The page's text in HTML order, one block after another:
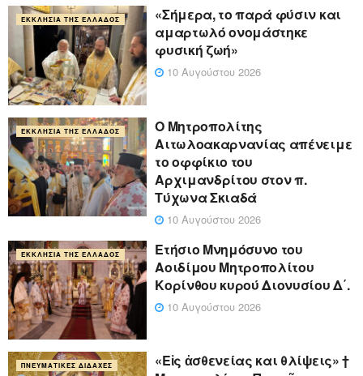
ΕΚΚΛΗΣΊΑ ΤΗΣ ΕΛΛΆΔΟΣ
«Σήμερα, το παρά φύσιν και
αμαρτωλό ονομάστηκε
φυσική ζωή»
10 Αυγούστου 2026
ΕΚΚΛΗΣΊΑ ΤΗΣ ΕΛΛΆΔΟΣ
Ο Μητροπολίτης
Αιτωλοακαρνανίας απένειμε
το οφφίκιο του
Αρχιμανδρίτου στον π.
Τύχωνα Σκιαδά
10 Αυγούστου 2026
ΕΚΚΛΗΣΊΑ ΤΗΣ ΕΛΛΆΔΟΣ
Ετήσιο Μνημόσυνο του
Αοιδίμου Μητροπολίτου
Κορίνθου κυρού Διονυσίου Δ΄.
10 Αυγούστου 2026
ΠΝΕΥΜΑΤΙΚΈΣ ΔΙΔΑΧΈΣ
«Eἰς ἀσθενείας και θλίψεις» †